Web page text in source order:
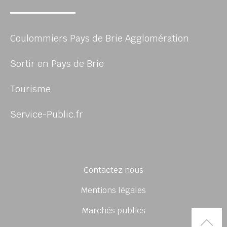
Coulommiers Pays de Brie Agglomération
Sortir en Pays de Brie
Tourisme
Service-Public.fr
Contactez nous
Mentions légales
Marchés publics